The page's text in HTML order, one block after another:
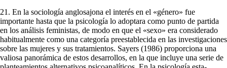
21. En la sociología anglosajona el interés en el «género» fue
importante hasta que la psicología lo adoptara como punto de partida
en los análisis feministas, de modo en que el «sexo» era considerado
habitualmente como una categoría prees­tablecida en las investigaciones
sobre las mujeres y sus tratamientos. Sayers (1986) proporciona una
valiosa panorámica de estos desarrollos, en la que incluye una serie de